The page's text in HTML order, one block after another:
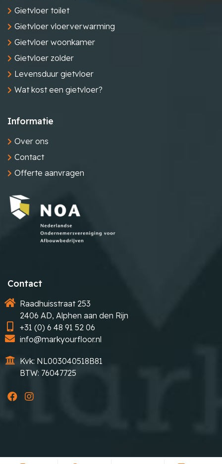
Gietvloer toilet
Gietvloer vloerverwarming
Gietvloer woonkamer
Gietvloer zolder
Levensduur gietvloer
Wat kost een gietvloer?
Informatie
Over ons
Contact
Offerte aanvragen
Contact
Raadhuisstraat 253
2406 AD, Alphen aan den Rijn
+31 (0) 6 48 91 52 06
info@markyourfloor.nl
Kvk: NL003040518B81
BTW: 76047725